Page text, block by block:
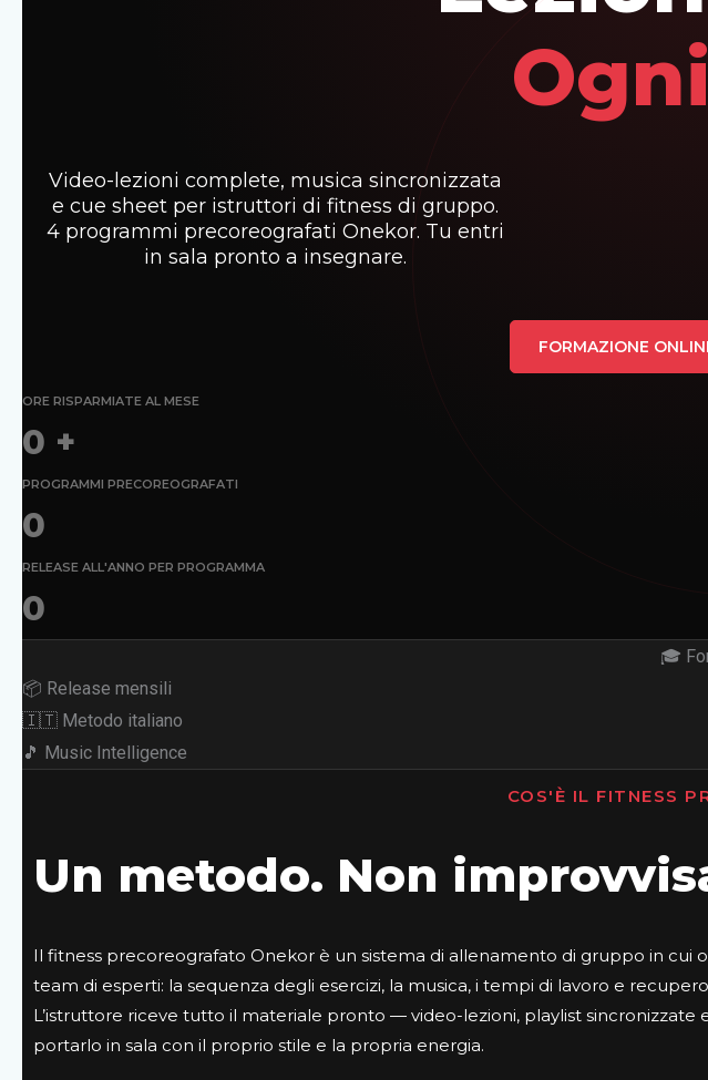
Video-lezioni complete, musica sincronizzata
e cue sheet per istruttori di fitness di gruppo.
4 programmi precoreografati Onekor. Tu entri
in sala pronto a insegnare.
FORMAZIONE
ORE RISPARMIATE AL MESE
0 +
PROGRAMMI PRECOREOGRAFATI
0
RELEASE ALL'ANNO PER PROGRAMMA
0
🎓
📦 Release mensili
🇮🇹 Metodo italiano
🎵 Music Intelligence
COS'È IL FITNESS
Un metodo. Non
Il fitness precoreografato Onekor è un sistema di allenamento di gruppo in cui
team di esperti: la sequenza degli esercizi, la musica, i tempi di lavoro e
L’istruttore riceve tutto il materiale pronto — video-lezioni, playlist
portarlo in sala con il proprio stile e la propria energia.